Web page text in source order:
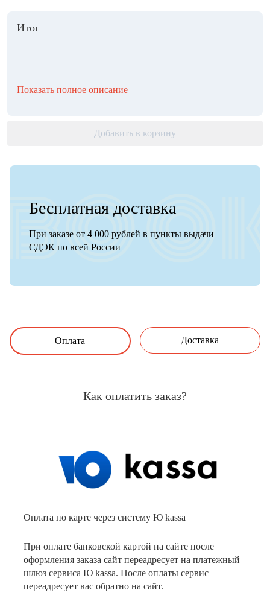
Итог
Показать полное описание
Добавить в корзину
Бесплатная доставка
При заказе от 4 000 рублей в пункты выдачи
СДЭК по всей России
Оплата Доставка
Как оплатить заказ?
Оплата по карте через систему Ю kassa
При оплате банковской картой на сайте после
оформления заказа сайт переадресует на платежный
шлюз сервиса Ю kassa. После оплаты сервис
переадресует вас обратно на сайт.